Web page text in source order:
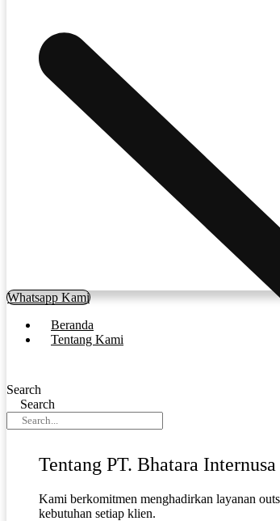
Tentang PT. Bhatara
Kami berkomitmen menghadirkan layanan
kebutuhan setiap klien.
Whatsapp Kami
Beranda
Tentang Kami
Search
Search